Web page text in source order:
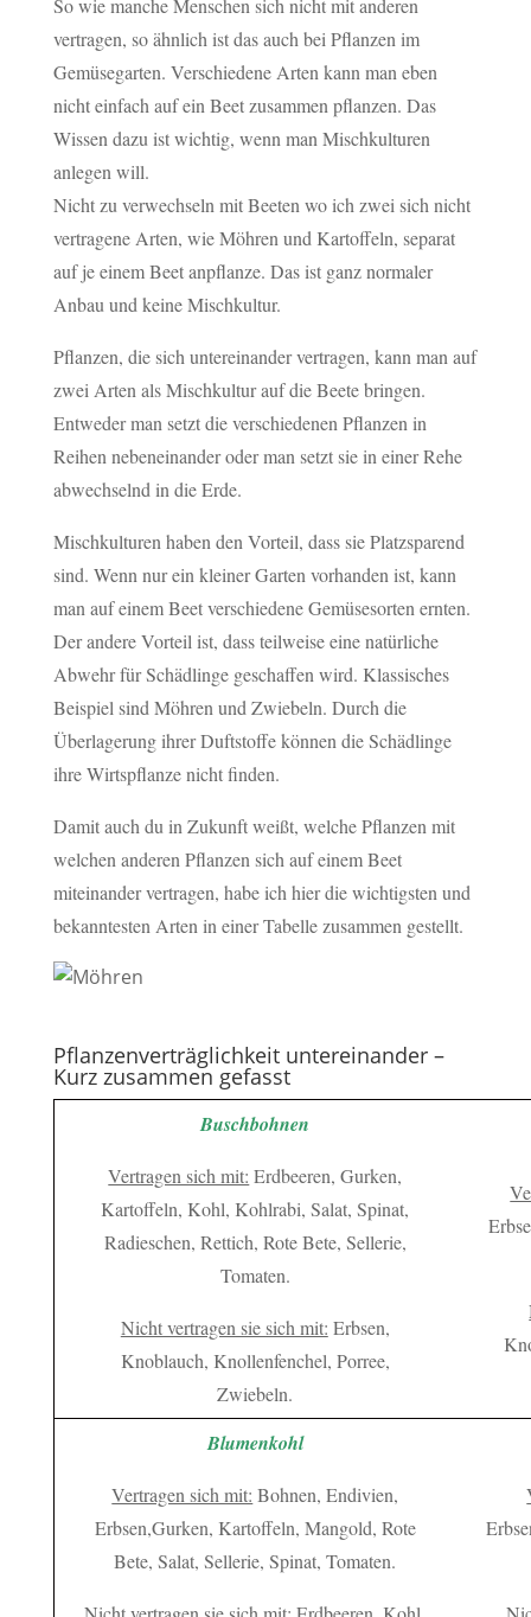
So wie manche Menschen sich nicht mit anderen
vertragen, so ähnlich ist das auch bei Pflanzen im
Gemüsegarten. Verschiedene Arten kann man eben
nicht einfach auf ein Beet zusammen pflanzen. Das
Wissen dazu ist wichtig, wenn man Mischkulturen
anlegen will.
Nicht zu verwechseln mit Beeten wo ich zwei sich nicht
vertragene Arten, wie Möhren und Kartoffeln, separat
auf je einem Beet anpflanze. Das ist ganz normaler
Anbau und keine Mischkultur.
Pflanzen, die sich untereinander vertragen, kann man auf
zwei Arten als Mischkultur auf die Beete bringen.
Entweder man setzt die verschiedenen Pflanzen in
Reihen nebeneinander oder man setzt sie in einer Rehe
abwechselnd in die Erde.
Mischkulturen haben den Vorteil, dass sie Platzsparend
sind. Wenn nur ein kleiner Garten vorhanden ist, kann
man auf einem Beet verschiedene Gemüsesorten ernten.
Der andere Vorteil ist, dass teilweise eine natürliche
Abwehr für Schädlinge geschaffen wird. Klassisches
Beispiel sind Möhren und Zwiebeln. Durch die
Überlagerung ihrer Duftstoffe können die Schädlinge
ihre Wirtspflanze nicht finden.
Damit auch du in Zukunft weißt, welche Pflanzen mit
welchen anderen Pflanzen sich auf einem Beet
miteinander vertragen, habe ich hier die wichtigsten und
bekanntesten Arten in einer Tabelle zusammen gestellt.
Pflanzenverträglichkeit untereinander –
Kurz zusammen gefasst
Buschbohnen
Vertragen sich mit: Erdbeeren, Gurken,
Kartoffeln, Kohl, Kohlrabi, Salat, Spinat,
Radieschen, Rettich, Rote Bete, Sellerie,
Tomaten.
Nicht vertragen sie sich mit: Erbsen,
Knoblauch, Knollenfenchel, Porree,
Zwiebeln.
Blumenkohl
Vertragen sich mit: Bohnen, Endivien,
Erbsen,Gurken, Kartoffeln, Mangold, Rote
Bete, Salat, Sellerie, Spinat, Tomaten.